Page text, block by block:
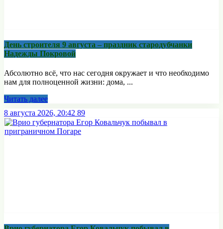
День строителя 9 августа – праздник стародубчанки
Надежды Покровой
Абсолютно всё, что нас сегодня окружает и что необходимо
нам для полноценной жизни: дома, ...
Читать далее
8 августа 2026, 20:42 89